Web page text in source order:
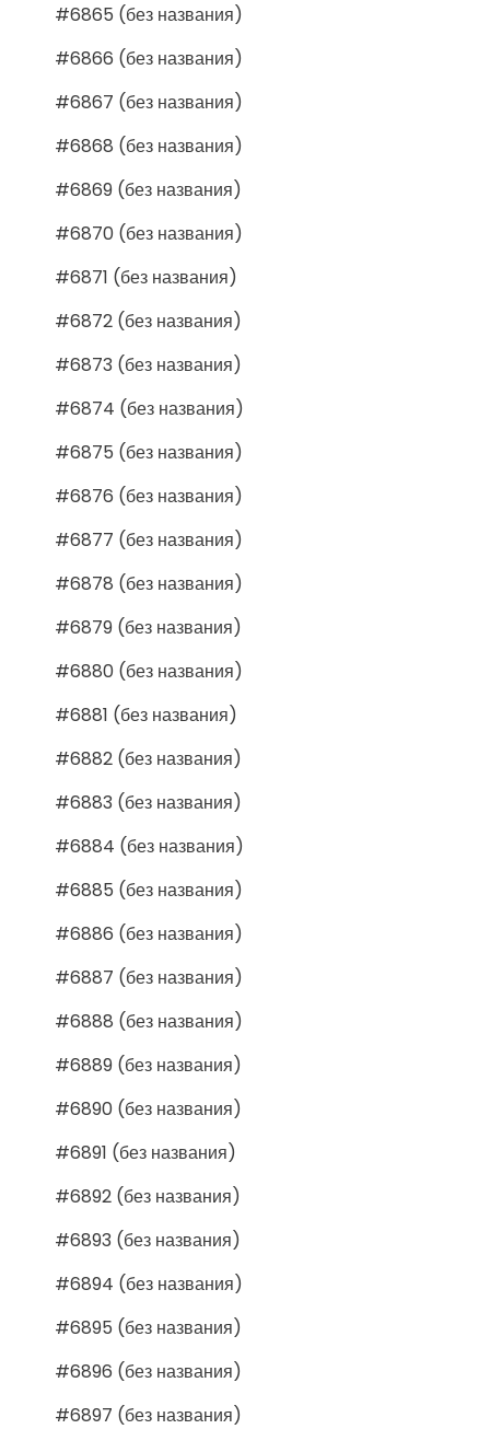
#6865 (без названия)
#6866 (без названия)
#6867 (без названия)
#6868 (без названия)
#6869 (без названия)
#6870 (без названия)
#6871 (без названия)
#6872 (без названия)
#6873 (без названия)
#6874 (без названия)
#6875 (без названия)
#6876 (без названия)
#6877 (без названия)
#6878 (без названия)
#6879 (без названия)
#6880 (без названия)
#6881 (без названия)
#6882 (без названия)
#6883 (без названия)
#6884 (без названия)
#6885 (без названия)
#6886 (без названия)
#6887 (без названия)
#6888 (без названия)
#6889 (без названия)
#6890 (без названия)
#6891 (без названия)
#6892 (без названия)
#6893 (без названия)
#6894 (без названия)
#6895 (без названия)
#6896 (без названия)
#6897 (без названия)